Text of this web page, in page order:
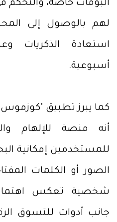
ألبومات خاصة،
لهم بالوصول إلى
استعادة الذكريات
أسبوعية.
كما يبرز تطبيق
أنه منصة للإلهام
للمستخدمين إمكانية
الصور أو الكلمات
شخصية تعكس
جانب أدوات للتسوق